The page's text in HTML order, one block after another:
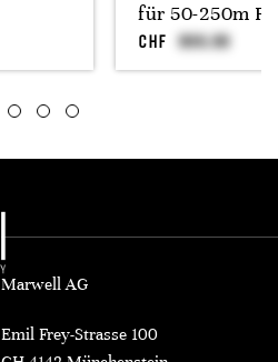
für 50-250m
CHF
Marwell AG
Emil Frey-Strasse 100